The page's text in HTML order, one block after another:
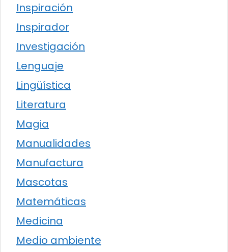
Inspiración
Inspirador
Investigación
Lenguaje
Lingüística
Literatura
Magia
Manualidades
Manufactura
Mascotas
Matemáticas
Medicina
Medio ambiente